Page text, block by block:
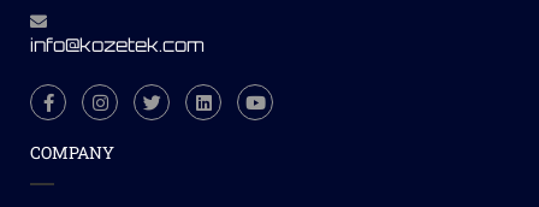
info@kozetek.com
COMPANY